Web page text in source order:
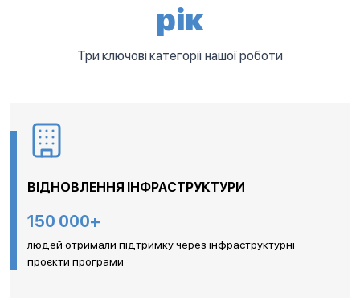
рік
Три ключові категорії нашої роботи
ВІДНОВЛЕННЯ ІНФРАСТРУКТУРИ
150 000+
людей отримали підтримку через інфраструктурні
проєкти програми